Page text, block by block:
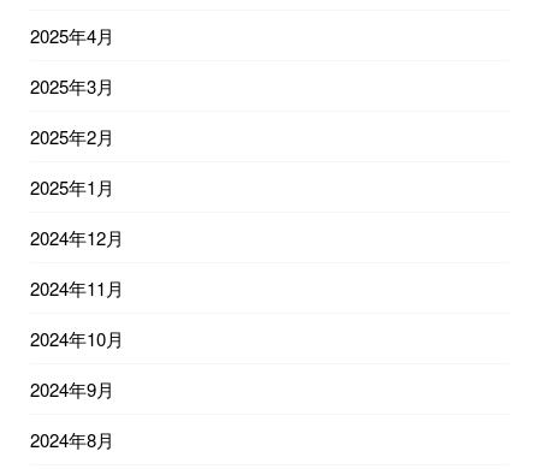
2025年4月
2025年3月
2025年2月
2025年1月
2024年12月
2024年11月
2024年10月
2024年9月
2024年8月